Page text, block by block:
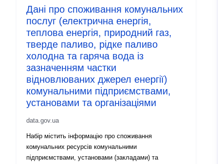
Дані про споживання комунальних
послуг (електрична енергія,
теплова енергія, природний газ,
тверде паливо, рідке паливо
холодна та гаряча вода із
зазначенням частки
відновлюваних джерел енергії)
комунальними підприємствами,
установами та організаціями
data.gov.ua
Набір містить інформацію про споживання
комунальних ресурсів комунальними
підприємствами, установами (закладами) та